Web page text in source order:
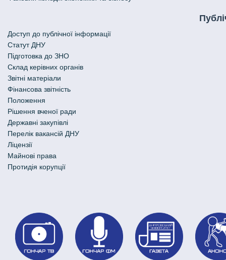
Доступ до публічної інформації
Статут ДНУ
Підготовка до ЗНО
Склад керівних органів
Звітні матеріали
Фінансова звітність
Положення
Рішення вченої ради
Державні закупівлі
Перелік вакансій ДНУ
Ліцензії
Майнові права
Протидія корупції